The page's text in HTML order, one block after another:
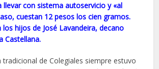
llevar con sistema autoservicio y «al
cuestan 12 pesos los cien gramos.
los hijos de José Lavandeira, decano
Castellana.
tradicional de Colegiales siempre estuvo